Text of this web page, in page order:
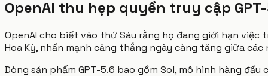
OpenAI thu hẹp quyền truy cập
OpenAI cho biết vào thứ Sáu rằng họ đang giới hạn
Hoa Kỳ, nhấn mạnh căng thẳng ngày càng tăng giữa
Dòng sản phẩm GPT-5.6 bao gồm Sol, mô hình hàng